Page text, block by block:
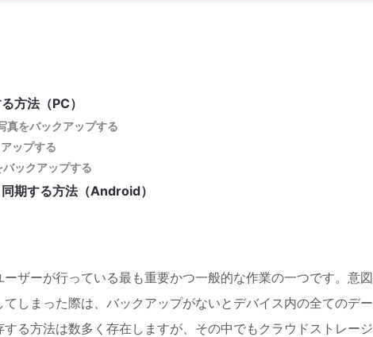
方法（PC）
をバックアップする
ップする
ックアップする
期する方法（Android）
ザーが行っている最も重要かつ一般的な作業の一つです。意
しまった際は、バックアップがないとデバイス内の全てのデ
る方法は数多く存在しますが、その中でもクラウドストレー